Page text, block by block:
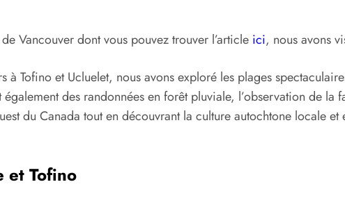
Vancouver dont vous pouvez trouver l’article ici, nous avons
à Tofino et Ucluelet, nous avons exploré les plages
des randonnées en forêt pluviale, l’observation de la
du Canada tout en découvrant la culture autochtone locale
et Tofino